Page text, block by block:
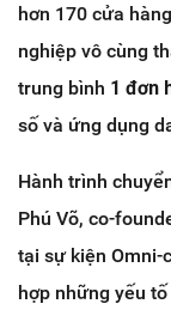
hơn 170 cửa
nghiệp vô cùng
trung bình 1 đơn
số và ứng dụng
Hành trình
Phú Võ, co-
tại sự kiện Omni-
hợp những yếu